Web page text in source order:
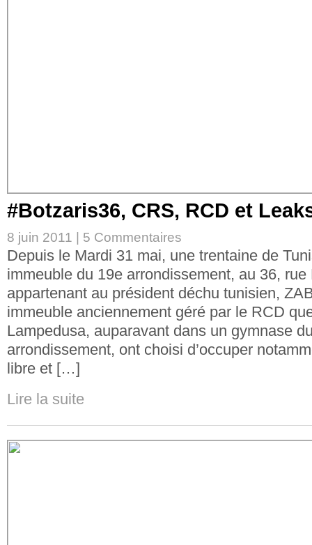
#Botzaris36, CRS, RCD et
8 juin 2011 | 5 Commentaires
Depuis le Mardi 31 mai, une trentaine de
immeuble du 19e arrondissement, au 36, rue
appartenant au président déchu tunisien,
immeuble anciennement géré par le RCD
Lampedusa, auparavant dans un gymnase
arrondissement, ont choisi d’occuper
libre et […]
Lire la suite